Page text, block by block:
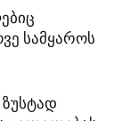
სამყაროს